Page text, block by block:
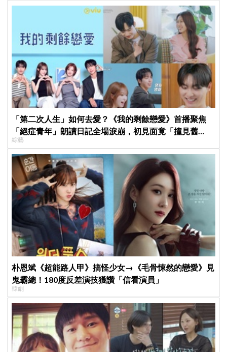
「第二次人生」如何去愛？《我的剩餘戀愛》首播聚焦
「絕症青年」朗讀日記全場淚崩，初見面竟「撞見舊
識」！
綜藝
朴恩斌《超能路人甲》搞怪少女→《毛骨悚然的戀愛》見
鬼霸總！180度反差演技獲讚「信看演員」
韓劇